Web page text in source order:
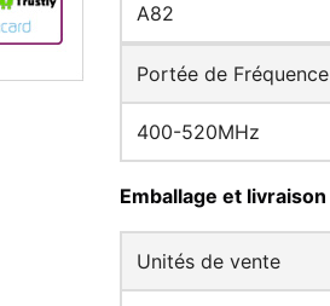
A82
Portée de Fréquence
400-520MHz
Emballage et livraison
Unités de vente